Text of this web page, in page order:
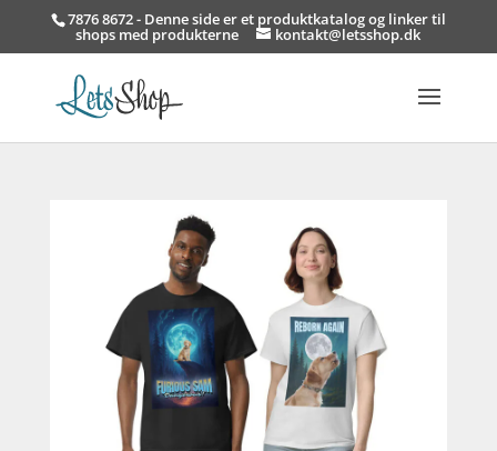
7876 8672 - Denne side er et produktkatalog og linker til
shops med produkterne kontakt@letsshop.dk